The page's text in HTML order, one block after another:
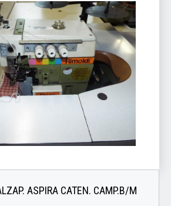
ASPIRA CATEN. CAMP.B/M